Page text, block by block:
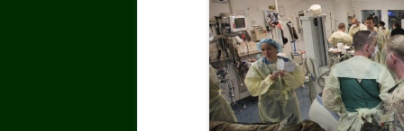
finestra
finestra
finestra